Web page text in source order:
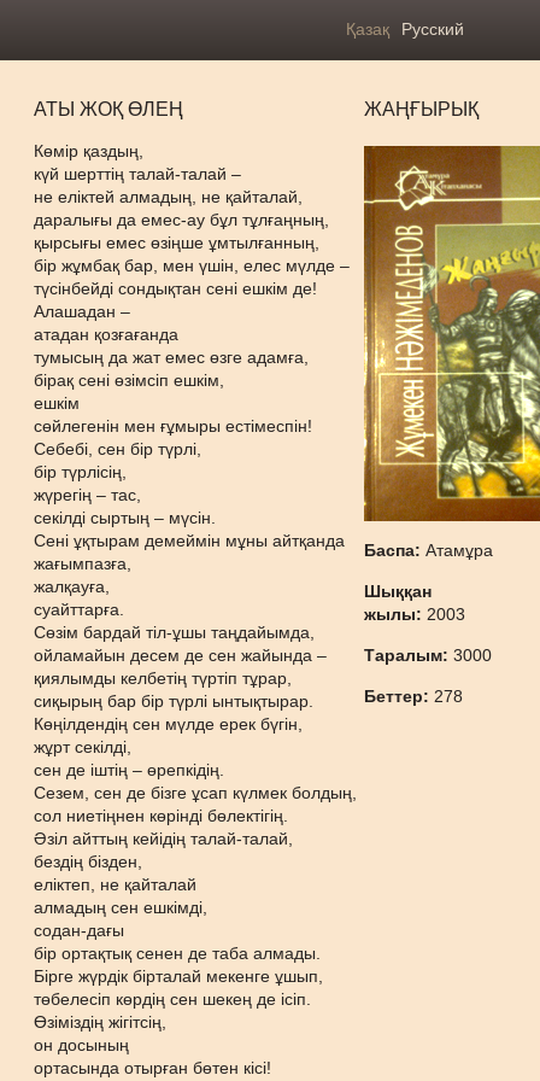
Қазақ Русский
АТЫ ЖОҚ ӨЛЕҢ
Көмір қаздың,
күй шерттің талай-талай –
не еліктей алмадың, не қайталай,
даралығы да емес-ау бұл тұлғаңның,
қырсығы емес өзіңше ұмтылғанның,
бір жұмбақ бар, мен үшін, елес мүлде –
түсінбейді сондықтан сені ешкім де!
Алашадан –
атадан қозғағанда
тумысың да жат емес өзге адамға,
бірақ сені өзімсіп ешкім,
ешкім
сөйлегенін мен ғұмыры естімеспін!
Себебі, сен бір түрлі,
бір түрлісің,
жүрегің – тас,
секілді сыртың – мүсін.
Сені ұқтырам демеймін мұны айтқанда
жағымпазға,
жалқауға,
суайттарға.
Сөзім бардай тіл-ұшы таңдайымда,
ойламайын десем де сен жайында –
қиялымды келбетің түртіп тұрар,
сиқырың бар бір түрлі ынтықтырар.
Көңілдендің сен мүлде ерек бүгін,
жұрт секілді,
сен де іштің – өрепкідің.
Сезем, сен де бізге ұсап күлмек болдың,
сол ниетіңнен көрінді бөлектігің.
Әзіл айттың кейідің талай-талай,
бездің бізден,
еліктеп, не қайталай
алмадың сен ешкімді,
содан-дағы
бір ортақтық сенен де таба алмады.
Бірге жүрдік бірталай мекенге ұшып,
төбелесіп көрдің сен шекең де ісіп.
Өзіміздің жігітсің,
он досының
ортасында отырған бөтен кісі!
ЖАҢҒЫРЫҚ
Баспа:Атамұра
Шыққан
жылы: 2003
Таралым:3000
Беттер: 278